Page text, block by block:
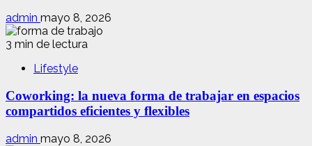
admin mayo 8, 2026
3 min de lectura
Lifestyle
Coworking: la nueva forma de trabajar en espacios
compartidos eficientes y flexibles
admin mayo 8, 2026